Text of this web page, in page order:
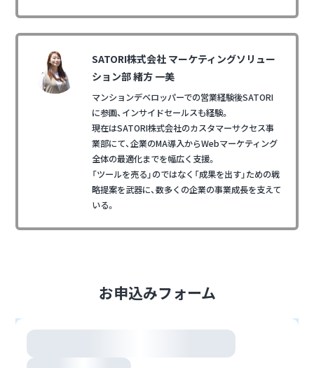
SATORI株式会社 マーケティングソリュー
ション部 緒方 一美
マンションデベロッパーでの営業経験後SATORI
に参画、インサイドセールスも経験。
現在はSATORI株式会社のカスタマーサクセス事
業部にて、企業のMA導入からWebマーケティング
全体の最適化までを幅広く支援。
「ツールを売る」のではなく「成果を出す」ための戦
略提案を武器に、数多くの企業の事業成長を支えて
いる。
お申込みフォーム